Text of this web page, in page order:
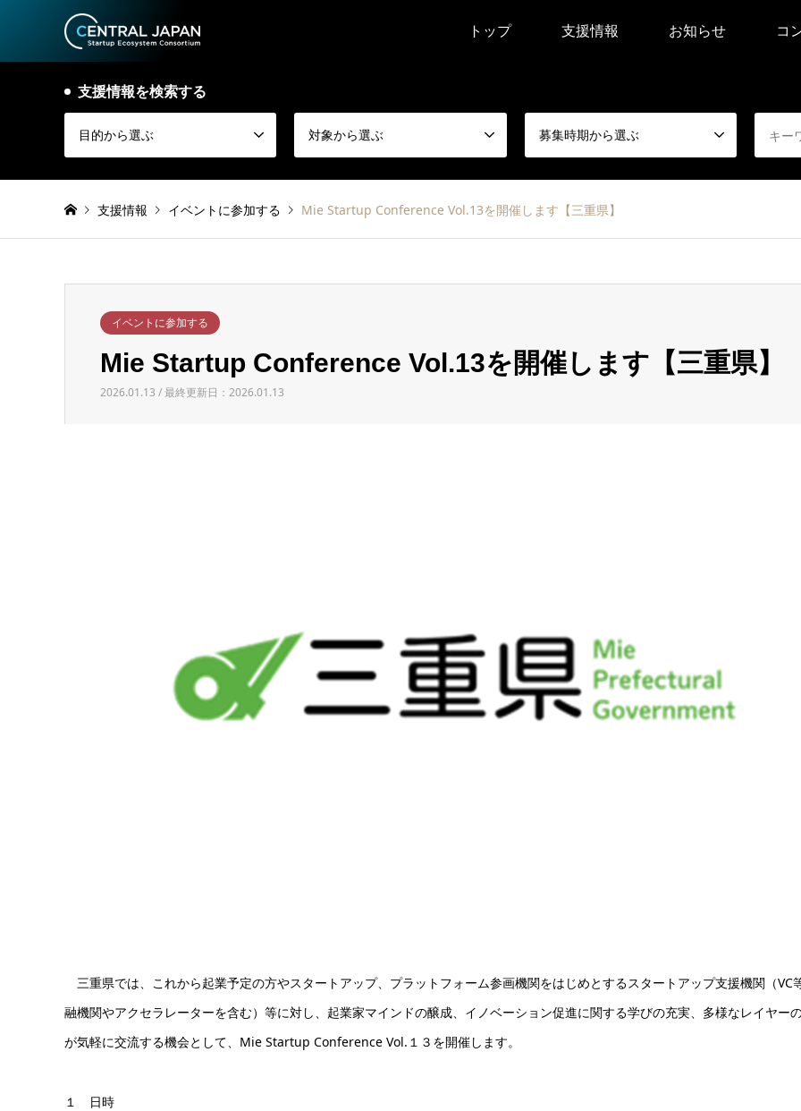
トップ 支援情報 お知らせ コ
支援情報を検索する
目的から選ぶ 対象から選ぶ 募集時期から選ぶ
支援情報 イベントに参加する Mie Startup Conference Vol.13を開催します【三重県】
イベントに参加する
Mie Startup Conference Vol.13を開催します【三重県】
2026.01.13 / 最終更新日：2026.01.13
三重県では、これから起業予定の方やスタートアップ、プラットフォーム参画機関をはじめとするスタートアップ支援機関（VC
融機関やアクセラレーターを含む）等に対し、起業家マインドの醸成、イノベーション促進に関する学びの充実、多様なレイヤー
が気軽に交流する機会として、Mie Startup Conference Vol.１３を開催します。
１ 日時